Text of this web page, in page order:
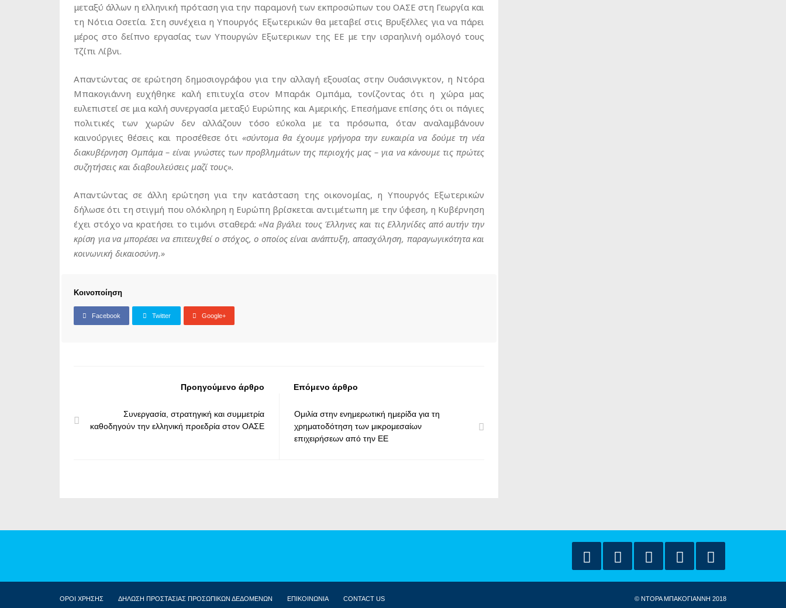
μεταξύ άλλων η ελληνική πρόταση για την παραμονή των εκπροσώπων του ΟΑΣΕ στη Γεωργία και
τη Νότια Οσετία. Στη συνέχεια η Υπουργός Εξωτερικών θα μεταβεί στις Βρυξέλλες για να πάρει
μέρος στο δείπνο εργασίας των Υπουργών Εξωτερικων της ΕΕ με την ισραηλινή ομόλογό τους
Τζίπι Λίβνι.
Απαντώντας σε ερώτηση δημοσιογράφου για την αλλαγή εξουσίας στην Ουάσινγκτον, η Ντόρα
Μπακογιάννη ευχήθηκε καλή επιτυχία στον Μπαράκ Ομπάμα, τονίζοντας ότι η χώρα μας
ευλεπιστεί σε μια καλή συνεργασία μεταξύ Ευρώπης και Αμερικής. Επεσήμανε επίσης ότι οι πάγιες
πολιτικές των χωρών δεν αλλάζουν τόσο εύκολα με τα πρόσωπα, όταν αναλαμβάνουν
καινούργιες θέσεις και προσέθεσε ότι «σύντομα θα έχουμε γρήγορα την ευκαιρία να δούμε τη νέα
διακυβέρνηση Ομπάμα – είναι γνώστες των προβλημάτων της περιοχής μας – για να κάνουμε τις πρώτες
συζητήσεις και διαβουλεύσεις μαζί τους».
Απαντώντας σε άλλη ερώτηση για την κατάσταση της οικονομίας, η Υπουργός Εξωτερικών
δήλωσε ότι τη στιγμή που ολόκληρη η Ευρώπη βρίσκεται αντιμέτωπη με την ύφεση, η Κυβέρνηση
έχει στόχο να κρατήσει το τιμόνι σταθερά: «Να βγάλει τους Έλληνες και τις Ελληνίδες από αυτήν την
κρίση για να μπορέσει να επιτευχθεί ο στόχος, ο οποίος είναι ανάπτυξη, απασχόληση, παραγωγικότητα και
κοινωνική δικαιοσύνη.»
Κοινοποίηση
Facebook Twitter Google+
Προηγούμενο άρθρο
Συνεργασία, στρατηγική και συμμετρία
καθοδηγούν την ελληνική προεδρία στον ΟΑΣΕ
Επόμενο άρθρο
Ομιλία στην ενημερωτική ημερίδα για τη
χρηματοδότηση των μικρομεσαίων
επιχειρήσεων από την ΕΕ
ΟΡΟΙ ΧΡΗΣΗΣ ΔΗΛΩΣΗ ΠΡΟΣΤΑΣΙΑΣ ΠΡΟΣΩΠΙΚΩΝ ΔΕΔΟΜΕΝΩΝ ΕΠΙΚΟΙΝΩΝΙΑ CONTACT US © ΝΤΟΡΑ ΜΠΑΚΟΓΙΑΝΝΗ 2018